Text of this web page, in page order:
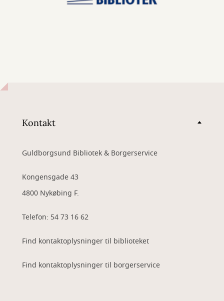
Kontakt
Guldborgsund Bibliotek & Borgerservice
Kongensgade 43
4800 Nykøbing F.
Telefon: 54 73 16 62
Find kontaktoplysninger til biblioteket
Find kontaktoplysninger til borgerservice